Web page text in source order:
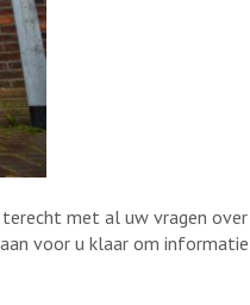
terecht met al uw vragen over
voor u klaar om informatie